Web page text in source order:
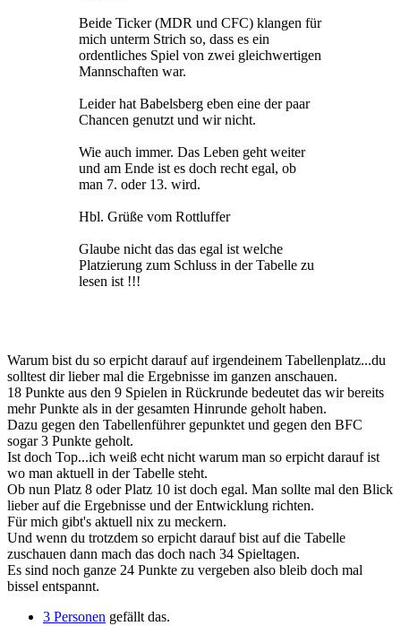
Beide Ticker (MDR und CFC) klangen für
mich unterm Strich so, dass es ein
ordentliches Spiel von zwei gleichwertigen
Mannschaften war.
Leider hat Babelsberg eben eine der paar
Chancen genutzt und wir nicht.
Wie auch immer. Das Leben geht weiter
und am Ende ist es doch recht egal, ob
man 7. oder 13. wird.
Hbl. Grüße vom Rottluffer
Glaube nicht das das egal ist welche
Platzierung zum Schluss in der Tabelle zu
lesen ist !!!
Warum bist du so erpicht darauf auf irgendeinem Tabellenplatz...du
solltest dir lieber mal die Ergebnisse im ganzen anschauen.
18 Punkte aus den 9 Spielen in Rückrunde bedeutet das wir bereits
mehr Punkte als in der gesamten Hinrunde geholt haben.
Dazu gegen den Tabellenführer gepunktet und gegen den BFC
sogar 3 Punkte geholt.
Ist doch Top...ich weiß echt nicht warum man so erpicht darauf ist
wo man aktuell in der Tabelle steht.
Ob nun Platz 8 oder Platz 10 ist doch egal. Man sollte mal den Blick
lieber auf die Ergebnisse und der Entwicklung richten.
Für mich gibt's aktuell nix zu meckern.
Und wenn du trotzdem so erpicht darauf bist auf die Tabelle
zuschauen dann mach das doch nach 34 Spieltagen.
Es sind noch ganze 24 Punkte zu vergeben also bleib doch mal
bissel entspannt.
3 Personen gefällt das.